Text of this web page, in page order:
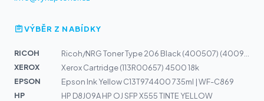
VÝBĚR Z NABÍDKY
RICOH
XEROX
Xerox Cartridge (113R00657) 4500 18k
EPSON
Epson Ink Yellow C13T974400 735ml | WF-C869
HP
HP D8J09A HP OJ SFP X555 TINTE YELLOW